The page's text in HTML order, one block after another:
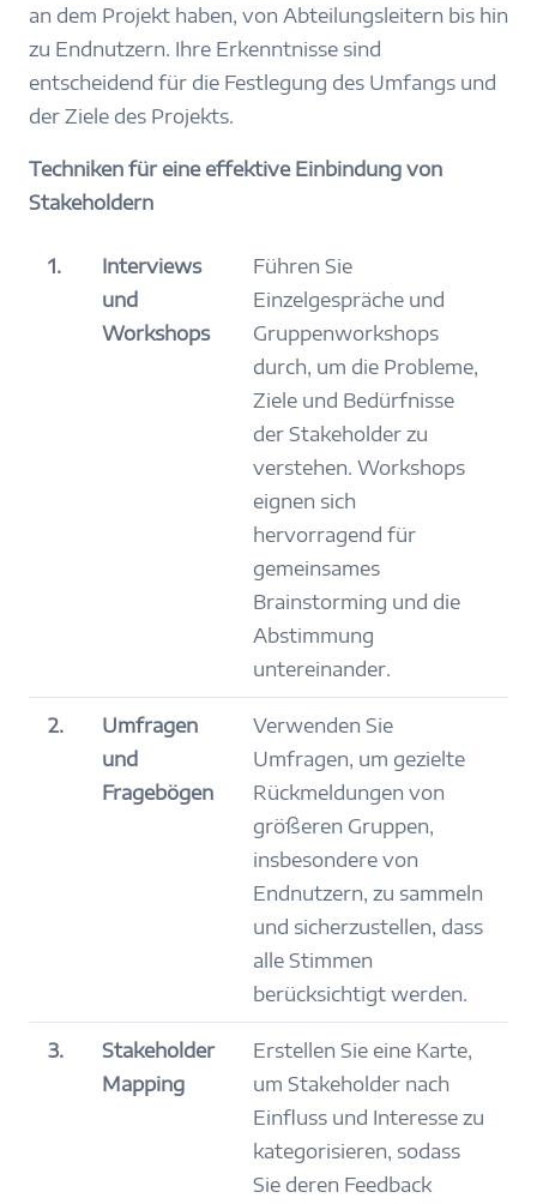
an dem Projekt haben, von Abteilungsleitern bis hin
zu Endnutzern. Ihre Erkenntnisse sind
entscheidend für die Festlegung des Umfangs und
der Ziele des Projekts.
Techniken für eine effektive Einbindung von
Stakeholdern
1.
Interviews
und
Workshops
Führen Sie
Einzelgespräche und
Gruppenworkshops
durch, um die Probleme,
Ziele und Bedürfnisse
der Stakeholder zu
verstehen. Workshops
eignen sich
hervorragend für
gemeinsames
Brainstorming und die
Abstimmung
untereinander.
2.
Umfragen
und
Fragebögen
Verwenden Sie
Umfragen, um gezielte
Rückmeldungen von
größeren Gruppen,
insbesondere von
Endnutzern, zu sammeln
und sicherzustellen, dass
alle Stimmen
berücksichtigt werden.
3.
Stakeholder
Mapping
Erstellen Sie eine Karte,
um Stakeholder nach
Einfluss und Interesse zu
kategorisieren, sodass
Sie deren Feedback